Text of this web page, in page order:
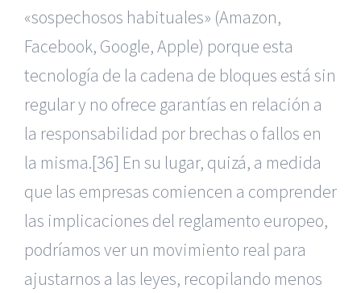
«sospechosos habituales» (Amazon,
Facebook, Google, Apple) porque esta
tecnología de la cadena de bloques está sin
regular y no ofrece garantías en relación a
la responsabilidad por brechas o fallos en
la misma.[36] En su lugar, quizá, a medida
que las empresas comiencen a comprender
las implicaciones del reglamento europeo,
podríamos ver un movimiento real para
ajustarnos a las leyes, recopilando menos